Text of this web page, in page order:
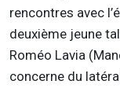
rencontres avec
deuxième jeune
Roméo Lavia
concerne du